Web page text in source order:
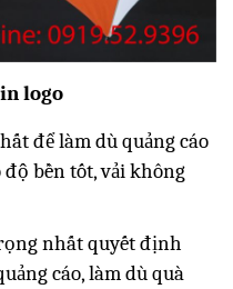
logo
để làm dù quảng cáo
độ bền tốt, vải không
nhất quyết định
cáo, làm dù quà